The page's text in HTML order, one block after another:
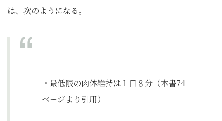
は、次のようになる。
・最低限の肉体維持は１日８分（本書74
ページより引用）